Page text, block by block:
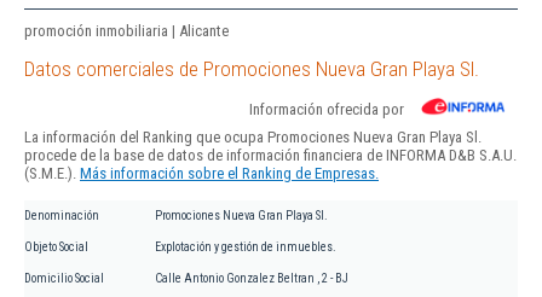
promoción inmobiliaria | Alicante
Datos comerciales de Promociones Nueva Gran Playa Sl.
Información ofrecida por
La información del Ranking que ocupa Promociones Nueva Gran Playa Sl.
procede de la base de datos de información financiera de INFORMA D&B S.A.U.
(S.M.E.). Más información sobre el Ranking de Empresas.
Denominación Promociones Nueva Gran Playa Sl.
Objeto Social Explotación y gestión de inmuebles.
Domicilio Social Calle Antonio Gonzalez Beltran , 2 - BJ